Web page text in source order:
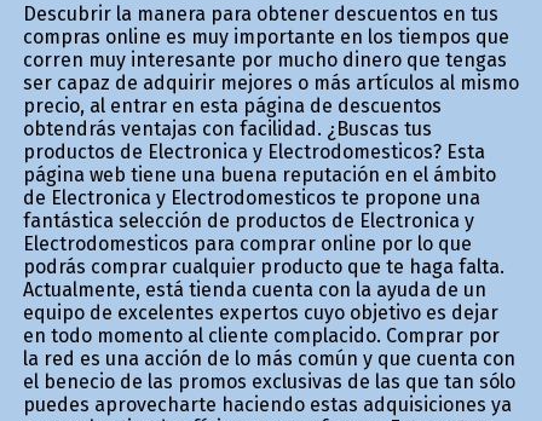
Descubrir la manera para obtener descuentos en tus
compras online es muy importante en los tiempos que
corren muy interesante por mucho dinero que tengas
ser capaz de adquirir mejores o más artículos al mismo
precio, al entrar en esta página de descuentos
obtendrás ventajas con facilidad. ¿Buscas tus
productos de Electronica y Electrodomesticos? Esta
página web tiene una buena reputación en el ámbito
de Electronica y Electrodomesticos te propone una
fantástica selección de productos de Electronica y
Electrodomesticos para comprar online por lo que
podrás comprar cualquier producto que te haga falta.
Actualmente, está tienda cuenta con la ayuda de un
equipo de excelentes expertos cuyo objetivo es dejar
en todo momento al cliente complacido. Comprar por
la red es una acción de lo más común y que cuenta con
el beneficio de las promos exclusivas de las que tan sólo
puedes aprovecharte haciendo estas adquisiciones ya